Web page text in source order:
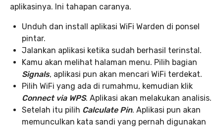
aplikasinya. Ini tahapan caranya.
Unduh dan install aplikasi WiFi Warden di ponsel
pintar.
Jalankan aplikasi ketika sudah berhasil terinstal.
Kamu akan melihat halaman menu. Pilih bagian
Signals, aplikasi pun akan mencari WiFi terdekat.
Pilih WiFi yang ada di rumahmu, kemudian klik
Connect via WPS. Aplikasi akan melakukan analisis.
Setelah itu pilih Calculate Pin. Aplikasi pun akan
memunculkan kata sandi yang pernah digunakan